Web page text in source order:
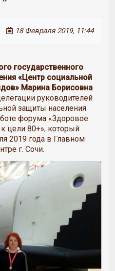
18 Февраля 2019, 11:44
государственного
«Центр социальной
Марина Борисовна
руководителей
защиты населения
форума «Здоровое
цели 80+», который
2019 года в Главном
г. Сочи.